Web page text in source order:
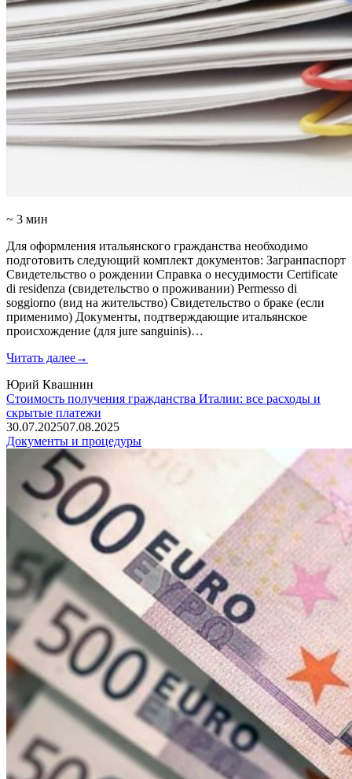
~ 3 мин
Для оформления итальянского гражданства необходимо
подготовить следующий комплект документов: Загранпаспорт
Свидетельство о рождении Справка о несудимости Certificate
di residenza (свидетельство о проживании) Permesso di
soggiorno (вид на жительство) Свидетельство о браке (если
применимо) Документы, подтверждающие итальянское
происхождение (для jure sanguinis)…
Читать далее→
Юрий Квашнин
Стоимость получения гражданства Италии: все расходы и
скрытые платежи
30.07.202507.08.2025
Документы и процедуры